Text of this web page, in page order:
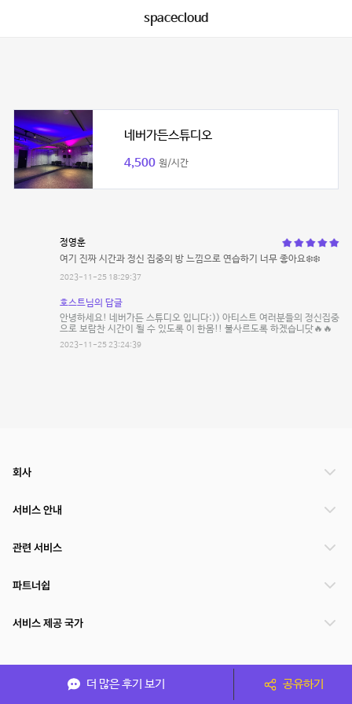
spacecloud
네버가든스튜디오
4,500 원/시간
정영훈
여기 진짜 시간과 정신 집중의 방 느낌으로 연습하기 너무 좋아요❄️❄️
2023-11-25 18:29:37
호스트님의 답글
안녕하세요! 네버가든 스튜디오 입니다:)) 아티스트 여러분들의 정신집중
으로 보람찬 시간이 될 수 있도록 이 한몸!! 불사르도록 하겠습니닷🔥🔥
2023-11-25 23:24:39
더 많은 후기 보기 공유하기
회사
서비스 안내
관련 서비스
파트너쉽
서비스 제공 국가
(주)NSPACE 사업자정보